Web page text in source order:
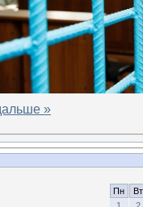
»
Пн
Вт